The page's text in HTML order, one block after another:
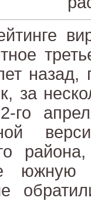
назад,
за
2-го
южную